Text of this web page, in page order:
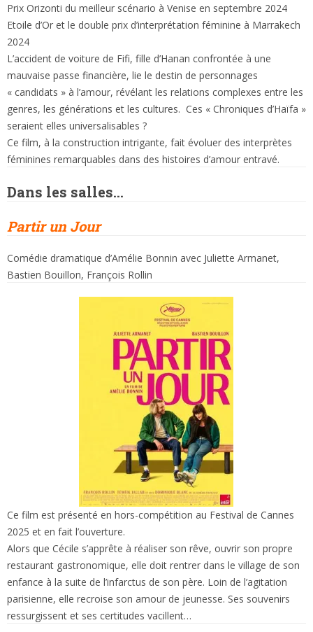
Prix Orizonti du meilleur scénario à Venise en septembre 2024
Etoile d’Or et le double prix d’interprétation féminine à Marrakech
2024
L’accident de voiture de Fifi, fille d’Hanan confrontée à une
mauvaise passe financière, lie le destin de personnages
« candidats » à l’amour, révélant les relations complexes entre les
genres, les générations et les cultures. Ces « Chroniques d’Haïfa »
seraient elles universalisables ?
Ce film, à la construction intrigante, fait évoluer des interprètes
féminines remarquables dans des histoires d’amour entravé.
Dans les salles…
Partir un Jour
Comédie dramatique d’Amélie Bonnin avec Juliette Armanet,
Bastien Bouillon, François Rollin
Ce film est présenté en hors-compétition au Festival de Cannes
2025 et en fait l’ouverture.
Alors que Cécile s’apprête à réaliser son rêve, ouvrir son propre
restaurant gastronomique, elle doit rentrer dans le village de son
enfance à la suite de l’infarctus de son père. Loin de l’agitation
parisienne, elle recroise son amour de jeunesse. Ses souvenirs
ressurgissent et ses certitudes vacillent…